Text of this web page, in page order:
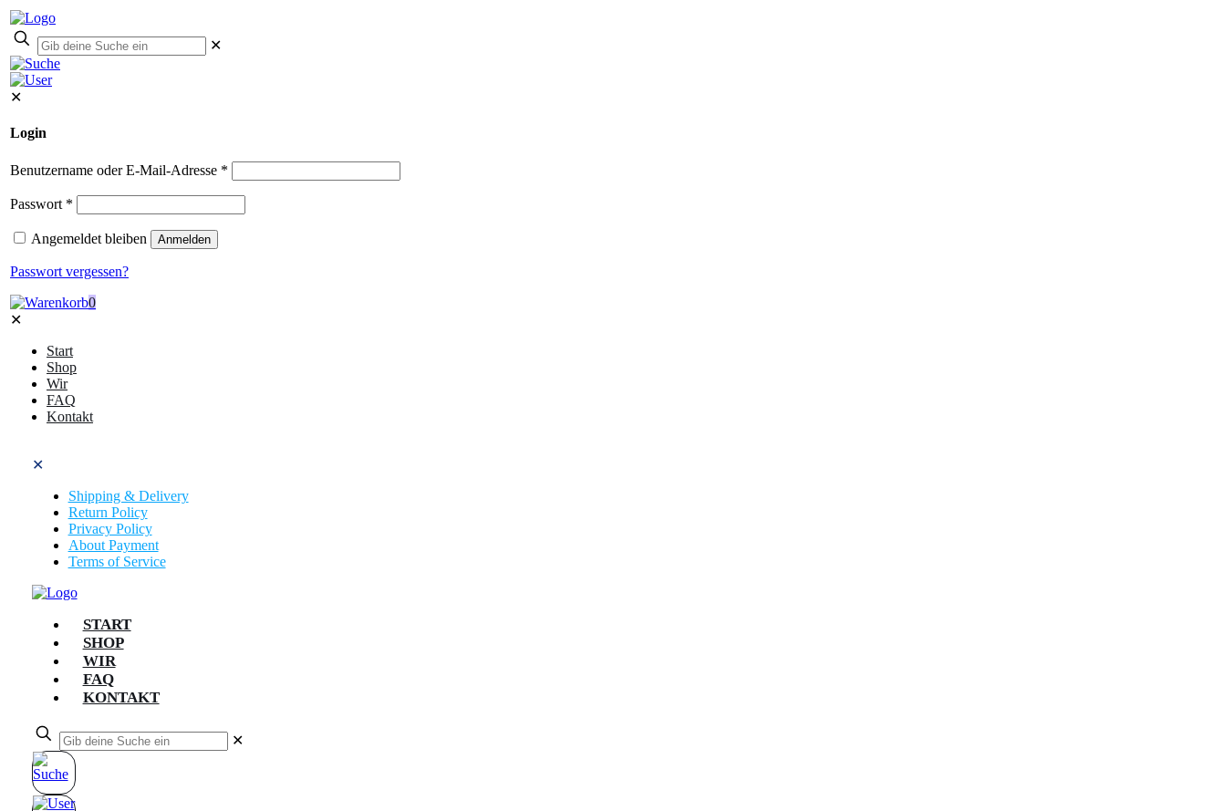
✕
✕
Login
Benutzername oder E-Mail-Adresse *
Passwort *
Angemeldet bleiben Anmelden
Passwort vergessen?
0
✕
Start
Shop
Wir
FAQ
Kontakt
✕
Shipping & Delivery
Return Policy
Privacy Policy
About Payment
Terms of Service
START
SHOP
WIR
FAQ
KONTAKT
✕